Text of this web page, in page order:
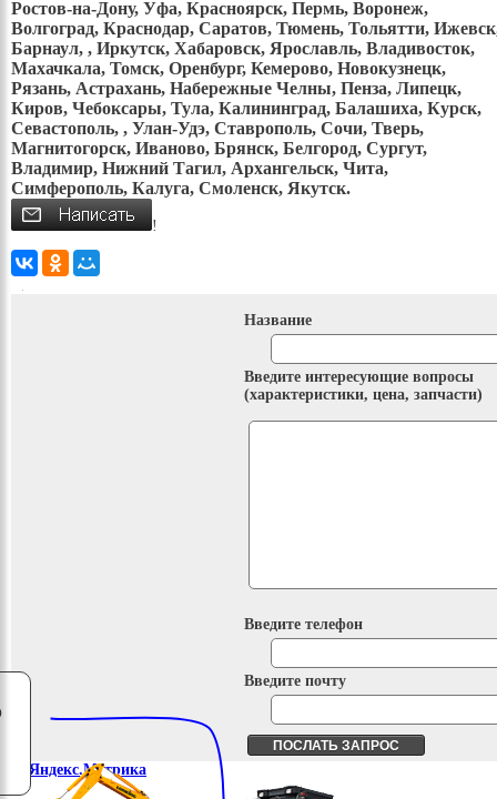
Ростов-на-Дону, Уфа, Красноярск, Пермь, Воронеж,
Волгоград, Краснодар, Саратов, Тюмень, Тольятти,
Барнаул, , Иркутск, Хабаровск, Ярославль, Владивосток,
Махачкала, Томск, Оренбург, Кемерово, Новокузнецк,
Рязань, Астрахань, Набережные Челны, Пенза, Липецк,
Киров, Чебоксары, Тула, Калининград, Балашиха, Курск,
Севастополь, , Улан-Удэ, Ставрополь, Сочи, Тверь,
Магнитогорск, Иваново, Брянск, Белгород, Сургут,
Владимир, Нижний Тагил, Архангельск, Чита,
Симферополь, Калуга, Смоленск, Якутск.
!
Название
Введите интересующие вопросы
(характеристики, цена, запчасти)
Введите телефон
Введите почту